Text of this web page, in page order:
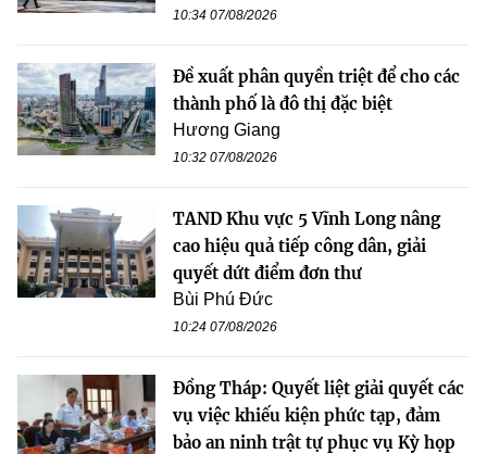
10:34 07/08/2026
Đề xuất phân quyền triệt để cho các
thành phố là đô thị đặc biệt
Hương Giang
10:32 07/08/2026
TAND Khu vực 5 Vĩnh Long nâng
cao hiệu quả tiếp công dân, giải
quyết dứt điểm đơn thư
Bùi Phú Đức
10:24 07/08/2026
Đồng Tháp: Quyết liệt giải quyết các
vụ việc khiếu kiện phức tạp, đảm
bảo an ninh trật tự phục vụ Kỳ họp